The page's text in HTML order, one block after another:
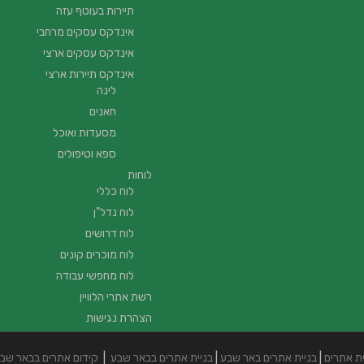
תיירות בעוטף עזה
אינדקס עסקים מרחבי
אינדקס עסקים ארצי
אינדקס תיירות ארצי
לינה
חאנים
מסעדות ואוכל
ספא וטיפולים
לוחות
לוח כללי
לוח נדל"ן
לוח דרושים
לוח מוכרים קונים
לוח מחפשי עבודה
רשת אתרי הלוויין
הצהרת נגישות
אתרים בניית אתרים באר שבע בניית אתרים בבאר שבע קידום אתרים בבאר